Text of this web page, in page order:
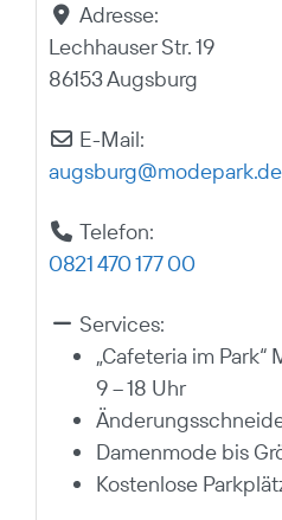
Adresse:
Lechhauser Str. 19
86153 Augsburg
E-Mail:
augsburg@modepark.de
Telefon:
0821 470 177 00
Services:
„Cafeteria im
9 – 18 Uhr
Damenmode bis
Kostenlose